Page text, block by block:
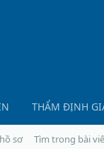
THẨM ĐỊNH
sơ Tìm trong bài